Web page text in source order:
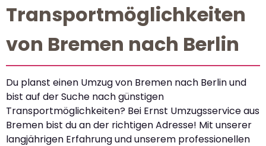
Transportmöglichkeiten
von Bremen nach Berlin
Du planst einen Umzug von Bremen nach Berlin und
bist auf der Suche nach günstigen
Transportmöglichkeiten? Bei Ernst Umzugsservice aus
Bremen bist du an der richtigen Adresse! Mit unserer
langjährigen Erfahrung und unserem professionellen